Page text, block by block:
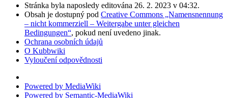
Stránka byla naposledy editována 26. 2. 2023 v 04:32.
Obsah je dostupný pod Creative Commons „Namensnennung
– nicht kommerziell – Weitergabe unter gleichen
Bedingungen“, pokud není uvedeno jinak.
Ochrana osobních údajů
O Kubbwiki
Vyloučení odpovědnosti
Powered by MediaWiki
Powered by Semantic-MediaWiki